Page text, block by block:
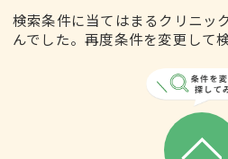
検索条件に当てはまるクリニッ
んでした。再度条件を変更して